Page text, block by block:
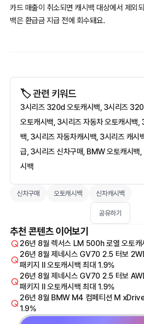
카드 매출이 취소되면 캐시백 대상에서 제외
백은 환급금 지급 전에 회수돼요.
🏷️ 관련 키워드
3시리즈 320d 오토캐시백, 3시리즈
오토캐시백, 3시리즈 자동차 오토캐시백,
백, 3시리즈 자동차캐시백, 3시리즈 캐시
급, 3시리즈 신차구매, BMW 오토캐시백,
시백
신차구매 오토캐시백 신차캐시백
공유하기
추천 콘텐츠 이어보기
26년 8월 렉서스 LM 500h 로열 오토캐
26년 8월 제네시스 GV70 2.5 터보
패키지 Il 오토캐시백 최대 1.9%
26년 8월 제네시스 GV70 2.5 터보
패키지 Il 오토캐시백 최대 1.9%
26년 8월 BMW M4 컴페티션 M xDrive
1.9%